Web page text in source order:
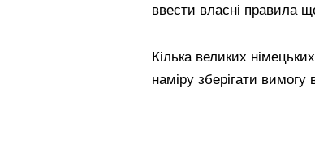
ввести власні правила
Кілька великих
наміру зберігати вимогу